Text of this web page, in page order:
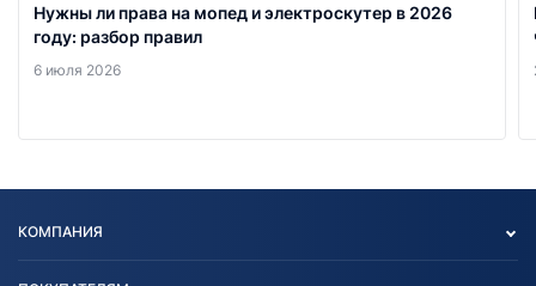
Нужны ли права на мопед и электроскутер в 2026
году: разбор правил
6 июля 2026
КОМПАНИЯ